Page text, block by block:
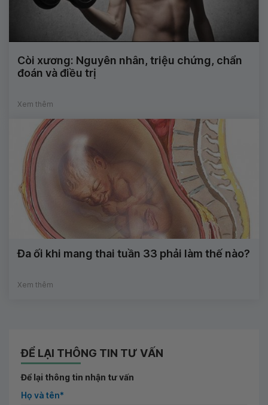
Còi xương: Nguyên nhân, triệu chứng, chẩn
đoán và điều trị
Xem thêm
Đa ối khi mang thai tuần 33 phải làm thế nào?
Xem thêm
ĐỂ LẠI THÔNG TIN TƯ VẤN
Để lại thông tin nhận tư vấn
Họ và tên*